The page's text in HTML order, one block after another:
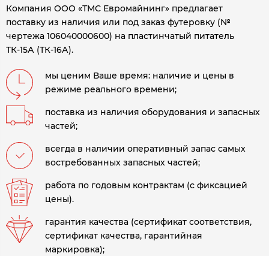
Компания ООО «ТМС Евромайнинг» предлагает
поставку из наличия или под заказ футеровку (№
чертежа 106040000600) на пластинчатый питатель
ТК-15А (ТК-16А).
мы ценим Ваше время: наличие и цены в
режиме реального времени;
поставка из наличия оборудования и запасных
частей;
всегда в наличии оперативный запас самых
востребованных запасных частей;
работа по годовым контрактам (с фиксацией
цены).
гарантия качества (сертификат соответствия,
сертификат качества, гарантийная
маркировка);